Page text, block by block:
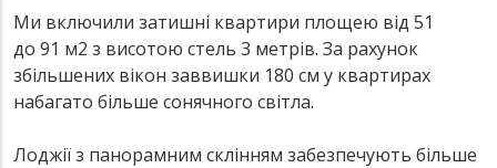
Ми включили затишні квартири площею від 51
до 91 м2 з висотою стель 3 метрів. За рахунок
збільшених вікон заввишки 180 см у квартирах
набагато більше сонячного світла.
Лоджії з панорамним склінням забезпечують більше